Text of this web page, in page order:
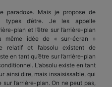
paradoxe. Mais je propose de
types d’être. Je les appelle
plan et l’être sur l’arrière-plan
même idée de « sur-écran »
relatif et l’absolu existent de
en tant qu’être sur l’arrière-plan
L’absolu existe en tant
ainsi dire, mais insaisissable, qui
l’arrière-plan. On ne peut pas,